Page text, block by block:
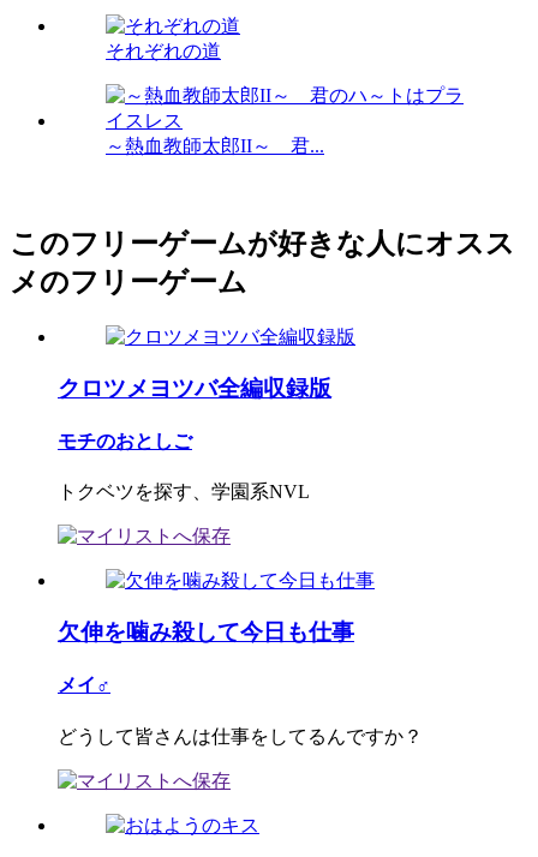
それぞれの道
～熱血教師太郎II～ 君...
このフリーゲームが好きな人にオスス
メのフリーゲーム
クロツメヨツバ全編収録版
モチのおとしご
トクベツを探す、学園系NVL
欠伸を噛み殺して今日も仕事
メイ♂
どうして皆さんは仕事をしてるんですか？